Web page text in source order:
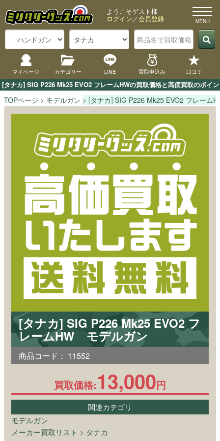
[タナカ] SIG P226 Mk25 EVO2 フレームHWの買取価格と高価買取のポイ
ようこそゲスト様
ログイン／会員登録
マイページ カテゴリー LINE 買取申込み 口コミ
TOPページ モデルガン [タナカ] SIG P226 Mk25 EVO2 フレーム
[タナカ] SIG P226 Mk25 EVO2 フ
レームHW モデルガン
商品コード： 11552
買取価格:13,000円
関連カテゴリ
モデルガン
メーカー買取リスト > タナカ